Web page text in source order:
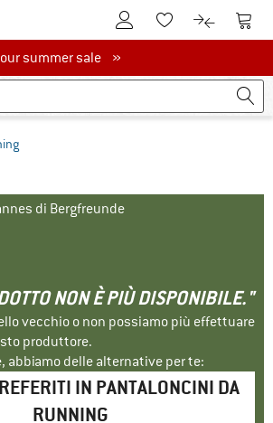
Al conto clienteAlla lista
Al Al
summer sale
our summer sale »
di Bergfreunde
NON È PIÙ DISPONIBILE."
vecchio o non possiamo più effettuare
produttore.
abbiamo delle alternative per te:
IN PANTALONCINI DA
RUNNING